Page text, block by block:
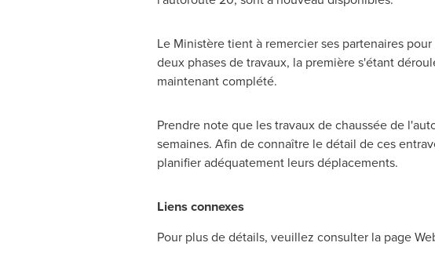
Le Ministère tient à remercier ses partenaires
deux phases de travaux, la première s'étant
maintenant complété.
Prendre note que les travaux de chaussée de
semaines. Afin de connaître le détail de ces
planifier adéquatement leurs déplacements.
Liens connexes
Pour plus de détails, veuillez consulter la page